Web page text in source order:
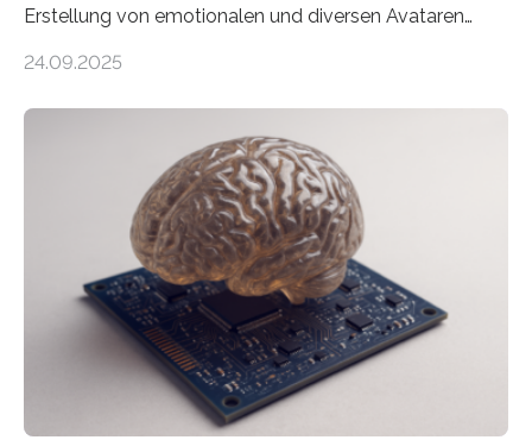
Erstellung von emotionalen und diversen Avataren
Förderung in Höhe von rund 2 Millionen Euro. Dabei
der MindPort GmbH eine neuartige, KI-gestützte
Lösung zur Erzeugung von Emotionen für realistische
Avatare. Gen-AIvatar entwickelt innovative und
kosteneffiziente Methoden, um lebensechte Avatare zu
erstellen. „Besonders wichtig ist uns eine ganzheitliche
Animation, bei der Stimme, Körperbewegung, Gestik
und Mimik im Einklang sind…
24.09.2025